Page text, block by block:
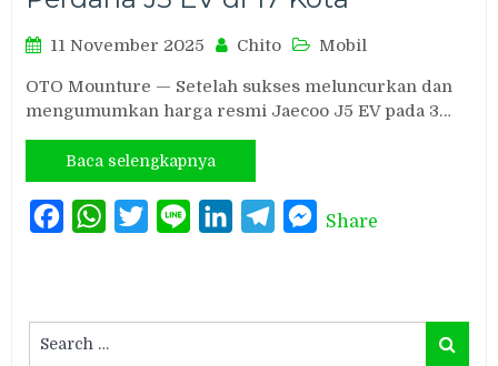
11 November 2025 Chito Mobil
OTO Mounture — Setelah sukses meluncurkan dan
mengumumkan harga resmi Jaecoo J5 EV pada 3…
Baca selengkapnya
FacebookWhatsAppTwitterLine LinkedInTelegramMessenger
Share
for:
Search